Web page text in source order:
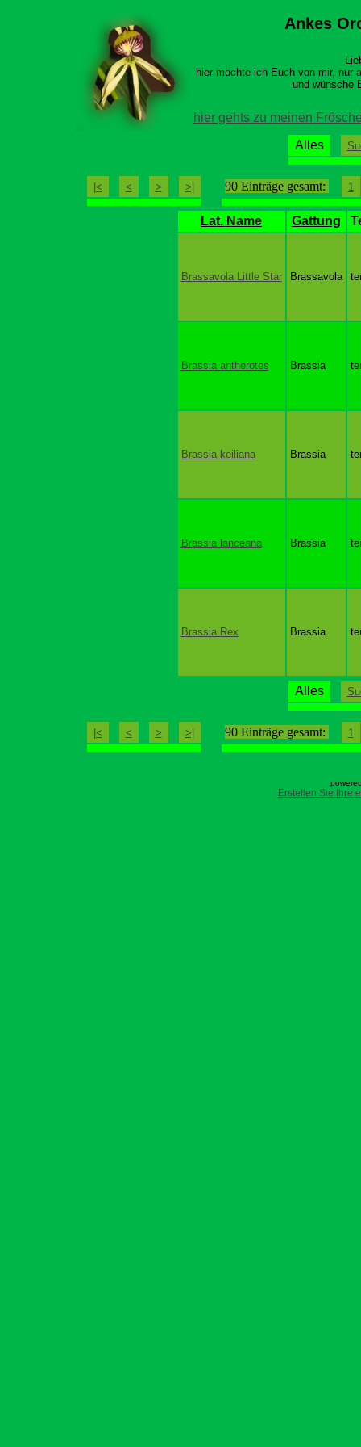
Ankes
hier möchte ich Euch von mir, nur
und wünsche
hier gehts zu meinen
Alles
|< < > >| 90 Einträge gesamt: 1
Lat. Name Gattung
Brassavola Little Star Brassavola
Brassia antherotes Brassia
Brassia keiliana Brassia
Brassia lanceana Brassia
Brassia Rex Brassia
Alles
|< < > >| 90 Einträge gesamt: 1
Erstellen Sie Ihre